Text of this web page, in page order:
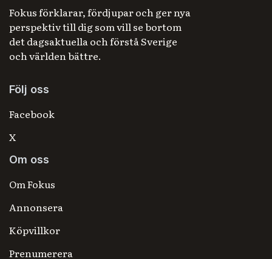
Fokus förklarar, fördjupar och ger nya
perspektiv till dig som vill se bortom
det dagsaktuella och förstå Sverige
och världen bättre.
Följ oss
Facebook
X
Om oss
Om Fokus
Annonsera
Köpvillkor
Prenumerera